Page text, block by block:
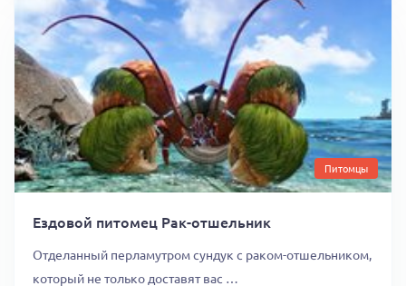
Питомцы
Ездовой питомец Рак-отшельник
Отделанный перламутром сундук с раком-отшельником,
который не только доставят вас …